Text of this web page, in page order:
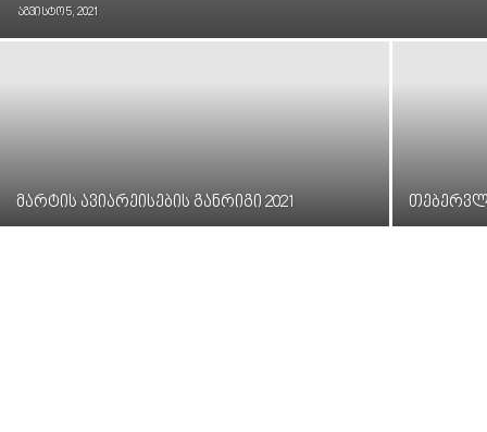
აგვისტო 5, 2021
მარტის ავიარეისების განრიგი 2021